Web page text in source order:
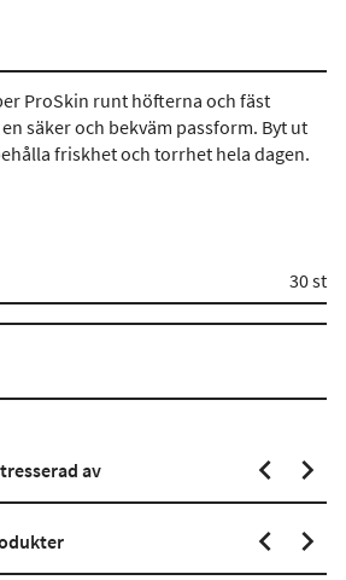
ProSkin runt höfterna och fäst
säker och bekväm passform. Byt ut
friskhet och torrhet hela dagen.
30 st
av